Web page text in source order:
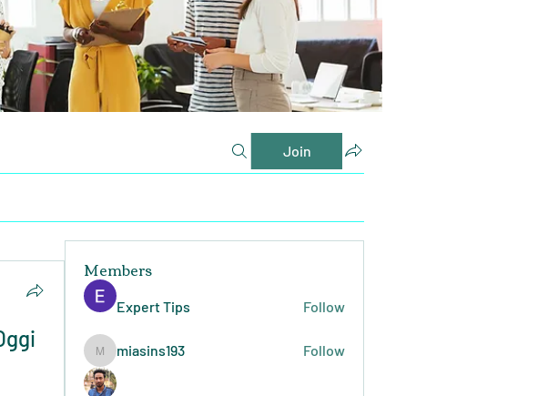
Join
Members
Expert Tips Follow
miasins193
miasins193 Follow